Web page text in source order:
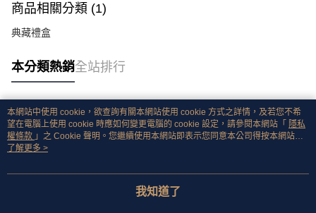
商品相關分類 (1)
典藏禮盒
本分類熱銷全站排行
熱門標籤
本網站中使用 cookie，欲查詢有關本網站使用 cookie 方式之詳情，及若您不希
望在電腦上使用 cookie 時應如何變更電腦的 cookie 設定，請參閱本網站「 隱私
權條款 」之 Cookie 聲明。您繼續使用本網站即表示您同意本公司得按本網站使
用條款之 Cookie 聲明使用 cookie。
了解更多 >
我知道了